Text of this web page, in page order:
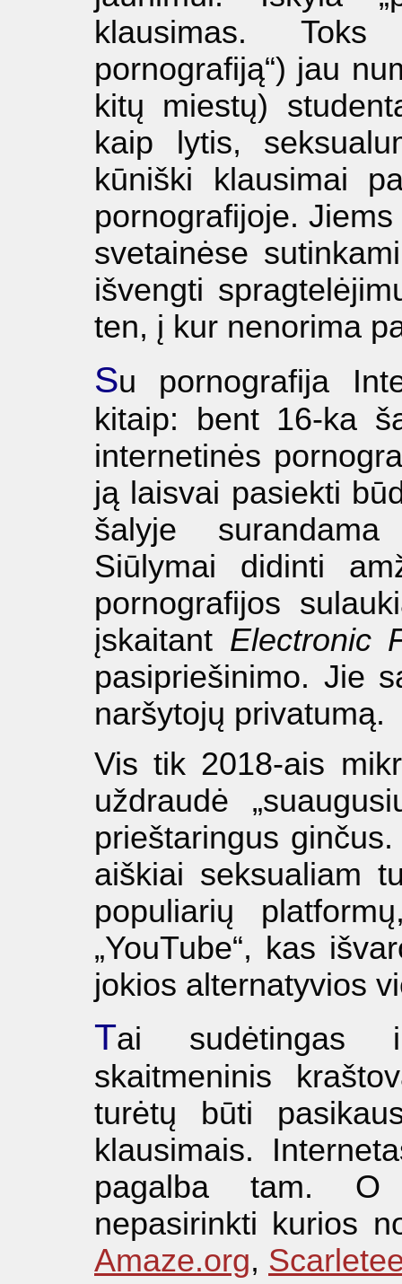
klausimas.
pornografiją“) jau
kitų miestų)
kaip lytis,
kūniški klausimai
pornografijoje.
svetainėse
išvengti
ten, į kur nenorima
Su pornografija
kitaip: bent 16-ka
internetinės
ją laisvai pasiekti
šalyje
Siūlymai didinti
pornografijos
įskaitant Electronic
pasipriešinimo. Jie
naršytojų privatumą.
Vis tik 2018-ais
uždraudė
prieštaringus
aiškiai seksualiam
populiarių
„YouTube“, kas
jokios alternatyvios
Tai sudėtingas
skaitmeninis
turėtų būti
klausimais.
pagalba tam. O
nepasirinkti kurios
Amaze.org,